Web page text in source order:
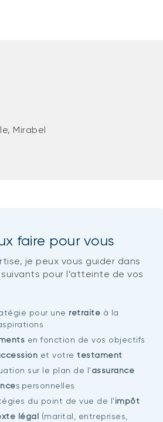
Mirabel
faire pour vous
je peux vous guider dans
pour l’atteinte de vos
pour une retraite à la
en fonction de vos objectifs
et votretestament
sur le plan de l’assurance
s personnelles
du point de vue de l’impôt
légal (marital, entreprises,